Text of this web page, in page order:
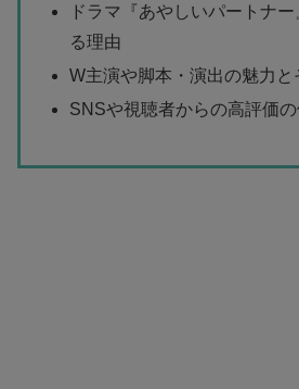
ドラマ『あやしいパートナ
る理由
W主演や脚本・演出の魅力と
SNSや視聴者からの高評価